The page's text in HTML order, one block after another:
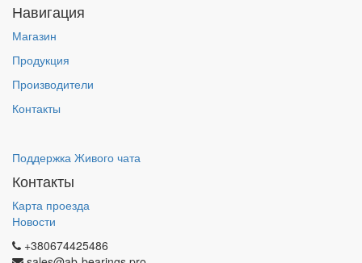
Навигация
Магазин
Продукция
Производители
Контакты
Поддержка Живого чата
Контакты
Карта проезда
Новости
+380674425486